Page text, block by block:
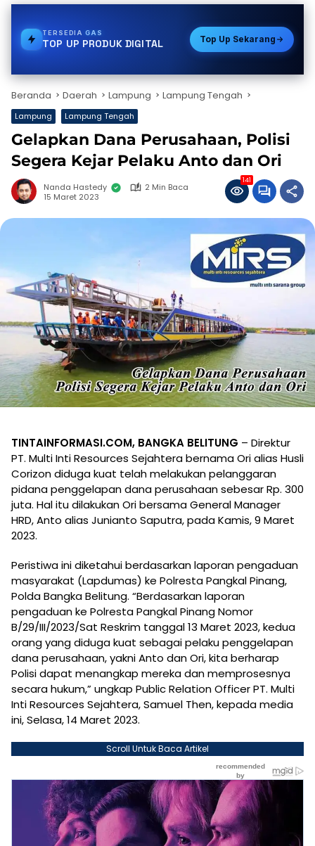
TERSEDIAE-WALLET
TOP UP PRODUK DIGITAL Top Up Sekarang
Beranda Daerah Lampung Lampung Tengah
Lampung Lampung Tengah
Gelapkan Dana Perusahaan, Polisi
Segera Kejar Pelaku Anto dan Ori
Nanda Hastedy
2 Min Baca
15 Maret 2023
141
TINTAINFORMASI.COM, BANGKA BELITUNG – Direktur
PT. Multi Inti Resources Sejahtera bernama Ori alias Husli
Corizon diduga kuat telah melakukan pelanggaran
pidana penggelapan dana perusahaan sebesar Rp. 300
juta. Hal itu dilakukan Ori bersama General Manager
HRD, Anto alias Junianto Saputra, pada Kamis, 9 Maret
2023.
Peristiwa ini diketahui berdasarkan laporan pengaduan
masyarakat (Lapdumas) ke Polresta Pangkal Pinang,
Polda Bangka Belitung. “Berdasarkan laporan
pengaduan ke Polresta Pangkal Pinang Nomor
B/29/III/2023/Sat Reskrim tanggal 13 Maret 2023, kedua
orang yang diduga kuat sebagai pelaku penggelapan
dana perusahaan, yakni Anto dan Ori, kita berharap
Polisi dapat menangkap mereka dan memprosesnya
secara hukum,” ungkap Public Relation Officer PT. Multi
Inti Resources Sejahtera, Samuel Then, kepada media
ini, Selasa, 14 Maret 2023.
Scroll Untuk Baca Artikel